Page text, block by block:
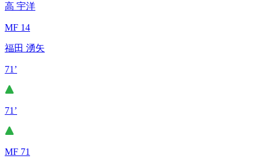
高 宇洋
MF 14
福田 湧矢
71’
71’
MF 71